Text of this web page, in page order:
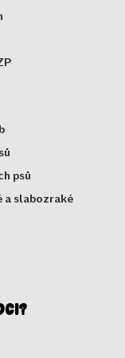
psů
a slabozraké